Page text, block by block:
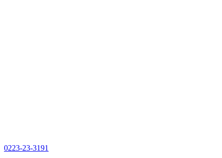
0223-23-3191